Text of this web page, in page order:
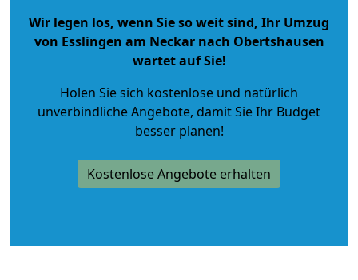
Wir legen los, wenn Sie so weit sind, Ihr Umzug
von Esslingen am Neckar nach Obertshausen
wartet auf Sie!
Holen Sie sich kostenlose und natürlich
unverbindliche Angebote, damit Sie Ihr Budget
besser planen!
Kostenlose Angebote erhalten